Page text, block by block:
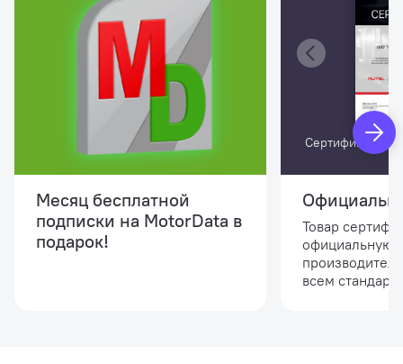
Месяц бесплатной
подписки на MotorData в
подарок!
Сертификат
Товар
официальную
всем